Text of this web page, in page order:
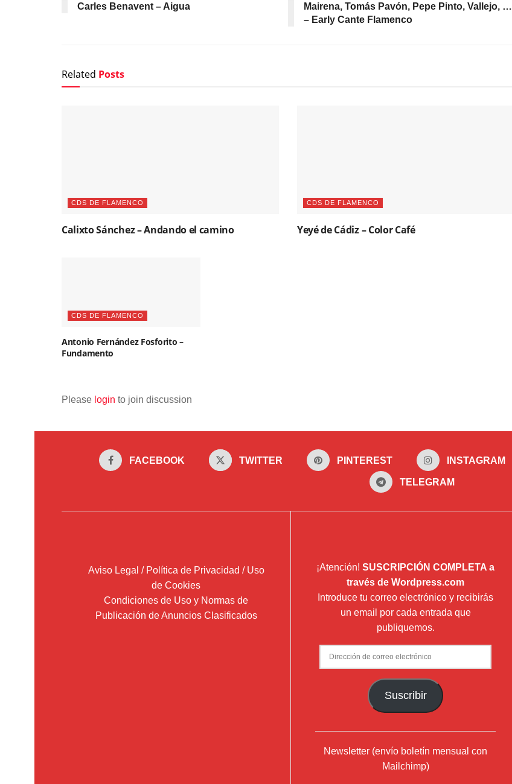
Carles Benavent – Aigua
Mairena, Tomás Pavón, Pepe Pinto, Vallejo, …
– Early Cante Flamenco
Related Posts
CDS DE FLAMENCO
Calixto Sánchez – Andando el camino
CDS DE FLAMENCO
Yeyé de Cádiz – Color Café
CDS DE FLAMENCO
Antonio Fernández Fosforito –
Fundamento
Please login to join discussion
FACEBOOK TWITTER PINTEREST INSTAGRAM
TELEGRAM
Aviso Legal / Política de Privacidad / Uso
de Cookies
Condiciones de Uso y Normas de
Publicación de Anuncios Clasificados
¡Atención! SUSCRIPCIÓN COMPLETA a
través de Wordpress.com
Introduce tu correo electrónico y recibirás
un email por cada entrada que
publiquemos.
Dirección
de
Suscribir
Newsletter (envío boletín mensual con
Mailchimp)